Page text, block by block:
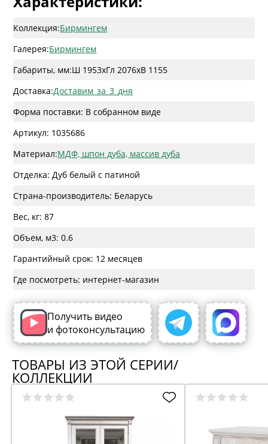
Коллекция:Бирмингем
Галерея:Бирмингем
Габариты, мм:Ш 1953xГл 2076xВ 1155
Доставка:Доставим_за_3_дня
Форма поставки: В собранном виде
Артикул: 1035686
Материал:МДФ, шпон дуба, массив дуба
Отделка: Дуб белый с патиной
Страна-производитель: Беларусь
Вес, кг: 87
Объем, м3: 0.6
Гарантийный срок: 12 месяцев
Где посмотреть: интернет-магазин
Получить видео
и фотоконсультацию
ТОВАРЫ ИЗ ЭТОЙ СЕРИИ/
КОЛЛЕКЦИИ